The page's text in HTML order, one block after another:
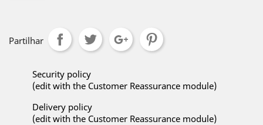
Partilhar
Security policy
(edit with the Customer Reassurance module)
Delivery policy
(edit with the Customer Reassurance module)